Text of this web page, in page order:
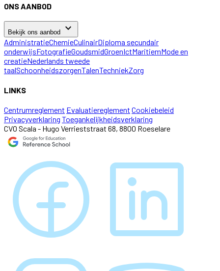
ONS AANBOD
Bekijk ons aanbod keyboard_arrow_down
AdministratieChemieCulinairDiploma secundair
onderwijsFotografieGoudsmidGroenIctMaritiemMode en
creatieNederlands tweede
taalSchoonheidszorgenTalenTechniekZorg
LINKS
Centrumreglement Evaluatiereglement Cookiebeleid
Privacyverklaring Toegankelijkheidsverklaring
CVO Scala - Hugo Verrieststraat 68, 8800 Roeselare